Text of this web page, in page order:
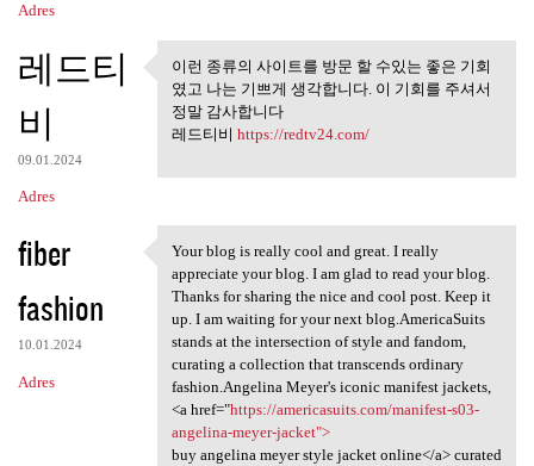
Adres
레드티
비
09.01.2024
Adres
이런 종류의 사이트를 방문 할 수
있는 좋은 기회 였고
이런 종류의 사이트를 방문 할 수있는 좋은 기회
였고 나는 기쁘게 생각합니다. 이 기회를 주셔서
정말 감사합니다
레드티비 https://redtv24.com/
fiber
fashion
10.01.2024
Adres
Your blog is really cool and
Your blog is really cool and great. I really
appreciate your blog. I am glad to read your blog.
Thanks for sharing the nice and cool post. Keep it
up. I am waiting for your next blog.AmericaSuits
stands at the intersection of style and fandom,
curating a collection that transcends ordinary
fashion.Angelina Meyer's iconic manifest jackets,
<a href="https://americasuits.com/manifest-s03-
angelina-meyer-jacket">
buy angelina meyer style jacket online</a> curated